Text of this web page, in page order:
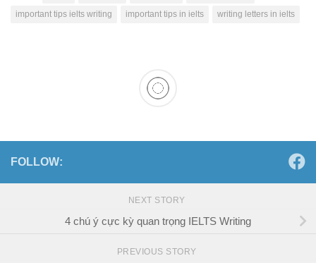
important tips ielts writing
important tips in ielts writing letters in ielts
FOLLOW:
NEXT STORY
4 chú ý cực kỳ quan trọng IELTS Writing
PREVIOUS STORY